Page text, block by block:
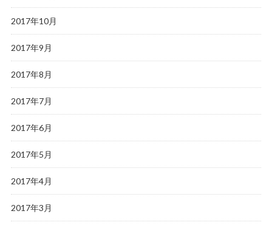
2017年10月
2017年9月
2017年8月
2017年7月
2017年6月
2017年5月
2017年4月
2017年3月